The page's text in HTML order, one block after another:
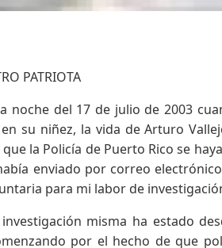
PATRIOTA
noche del 17 de julio de 2003
su niñez, la vida de Arturo
la Policía de Puerto Rico se
enviado por correo
para mi labor de
misma ha estado
por el hecho de que